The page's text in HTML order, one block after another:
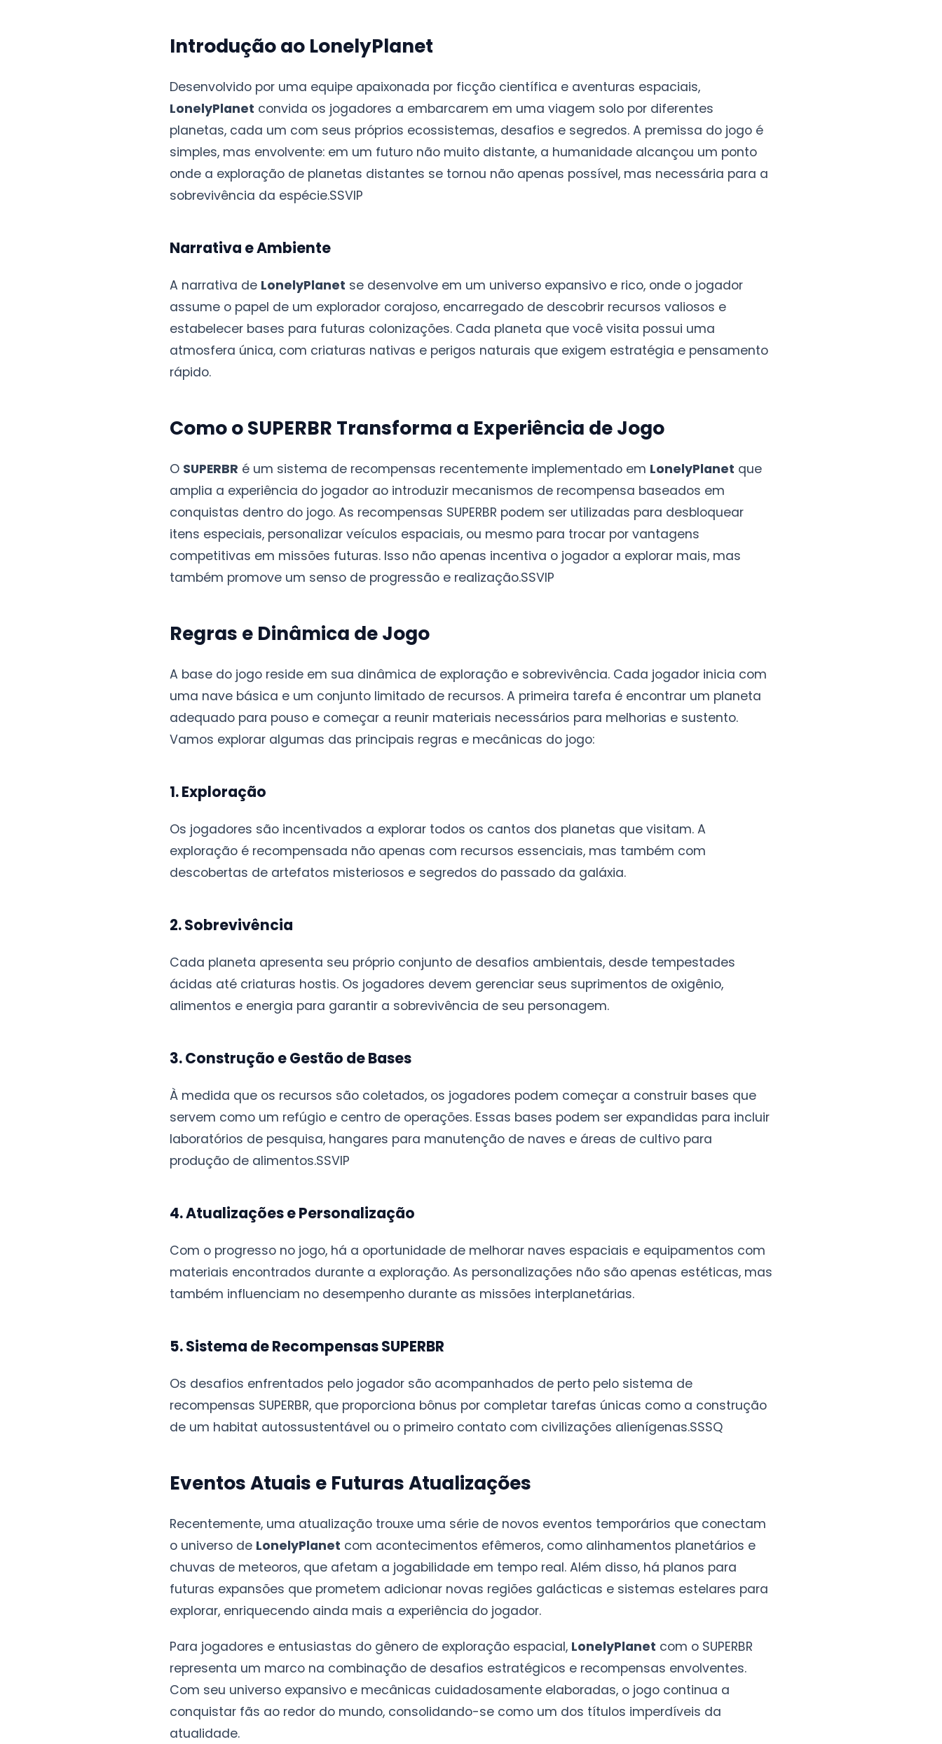
Introdução ao LonelyPlanet
Desenvolvido por uma equipe apaixonada por ficção científica e aventuras espaciais,
LonelyPlanet convida os jogadores a embarcarem em uma viagem solo por diferentes
planetas, cada um com seus próprios ecossistemas, desafios e segredos. A premissa do jogo é
simples, mas envolvente: em um futuro não muito distante, a humanidade alcançou um ponto
onde a exploração de planetas distantes se tornou não apenas possível, mas necessária para a
sobrevivência da espécie.SSVIP
Narrativa e Ambiente
A narrativa de LonelyPlanet se desenvolve em um universo expansivo e rico, onde o jogador
assume o papel de um explorador corajoso, encarregado de descobrir recursos valiosos e
estabelecer bases para futuras colonizações. Cada planeta que você visita possui uma
atmosfera única, com criaturas nativas e perigos naturais que exigem estratégia e pensamento
rápido.
Como o SUPERBR Transforma a Experiência de Jogo
O SUPERBR é um sistema de recompensas recentemente implementado em LonelyPlanet que
amplia a experiência do jogador ao introduzir mecanismos de recompensa baseados em
conquistas dentro do jogo. As recompensas SUPERBR podem ser utilizadas para desbloquear
itens especiais, personalizar veículos espaciais, ou mesmo para trocar por vantagens
competitivas em missões futuras. Isso não apenas incentiva o jogador a explorar mais, mas
também promove um senso de progressão e realização.SSVIP
Regras e Dinâmica de Jogo
A base do jogo reside em sua dinâmica de exploração e sobrevivência. Cada jogador inicia com
uma nave básica e um conjunto limitado de recursos. A primeira tarefa é encontrar um planeta
adequado para pouso e começar a reunir materiais necessários para melhorias e sustento.
Vamos explorar algumas das principais regras e mecânicas do jogo:
1. Exploração
Os jogadores são incentivados a explorar todos os cantos dos planetas que visitam. A
exploração é recompensada não apenas com recursos essenciais, mas também com
descobertas de artefatos misteriosos e segredos do passado da galáxia.
2. Sobrevivência
Cada planeta apresenta seu próprio conjunto de desafios ambientais, desde tempestades
ácidas até criaturas hostis. Os jogadores devem gerenciar seus suprimentos de oxigênio,
alimentos e energia para garantir a sobrevivência de seu personagem.
3. Construção e Gestão de Bases
À medida que os recursos são coletados, os jogadores podem começar a construir bases que
servem como um refúgio e centro de operações. Essas bases podem ser expandidas para incluir
laboratórios de pesquisa, hangares para manutenção de naves e áreas de cultivo para
produção de alimentos.SSVIP
4. Atualizações e Personalização
Com o progresso no jogo, há a oportunidade de melhorar naves espaciais e equipamentos com
materiais encontrados durante a exploração. As personalizações não são apenas estéticas, mas
também influenciam no desempenho durante as missões interplanetárias.
5. Sistema de Recompensas SUPERBR
Os desafios enfrentados pelo jogador são acompanhados de perto pelo sistema de
recompensas SUPERBR, que proporciona bônus por completar tarefas únicas como a construção
de um habitat autossustentável ou o primeiro contato com civilizações alienígenas.SSSQ
Eventos Atuais e Futuras Atualizações
Recentemente, uma atualização trouxe uma série de novos eventos temporários que conectam
o universo de LonelyPlanet com acontecimentos efêmeros, como alinhamentos planetários e
chuvas de meteoros, que afetam a jogabilidade em tempo real. Além disso, há planos para
futuras expansões que prometem adicionar novas regiões galácticas e sistemas estelares para
explorar, enriquecendo ainda mais a experiência do jogador.
Para jogadores e entusiastas do gênero de exploração espacial, LonelyPlanet com o SUPERBR
representa um marco na combinação de desafios estratégicos e recompensas envolventes.
Com seu universo expansivo e mecânicas cuidadosamente elaboradas, o jogo continua a
conquistar fãs ao redor do mundo, consolidando-se como um dos títulos imperdíveis da
atualidade.